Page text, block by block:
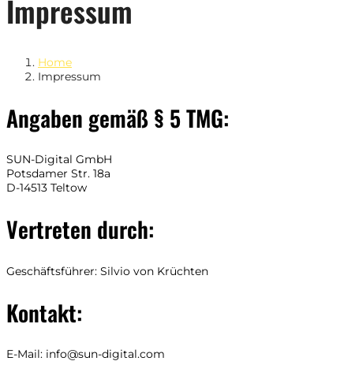
Impressum
Home
Impressum
Angaben gemäß § 5 TMG:
SUN-Digital GmbH
Potsdamer Str. 18a
D-14513 Teltow
Vertreten durch:
Geschäftsführer: Silvio von Krüchten
Kontakt:
E-Mail: info@sun-digital.com